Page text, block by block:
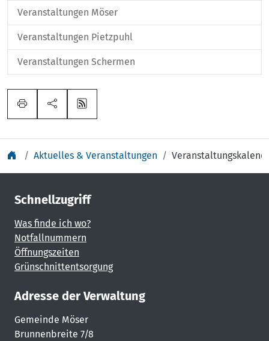
Veranstaltungen Möser
Veranstaltungen Pietzpuhl
Veranstaltungen Schermen
Aktuelles & Veranstaltungen
Schnellzugriff
Was finde ich wo?
Notfallnummern
Öffnungszeiten
Grünschnittentsorgung
Adresse der Verwaltung
Gemeinde Möser
Brunnenbreite 7/8